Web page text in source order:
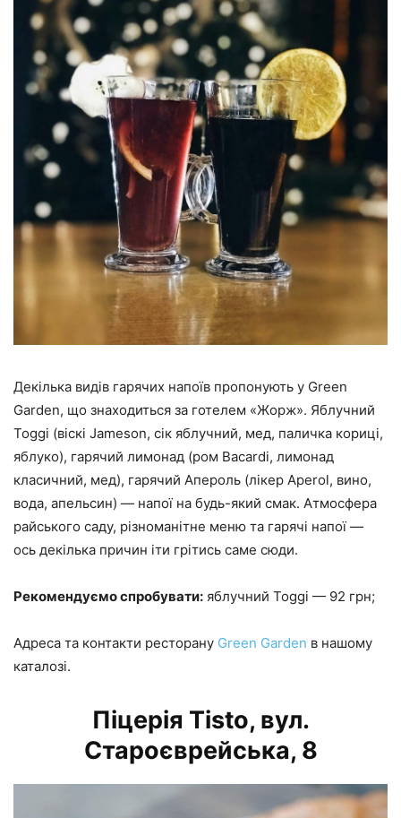
Декілька видів гарячих напоїв пропонують у Green
Garden, що знаходиться за готелем «Жорж». Яблучний
Toggi (віскі Jameson, сік яблучний, мед, паличка кориці,
яблуко), гарячий лимонад (ром Bacardi, лимонад
класичний, мед), гарячий Апероль (лікер Aperol, вино,
вода, апельсин) — напої на будь-який смак. Атмосфера
райського саду, різноманітне меню та гарячі напої —
ось декілька причин іти грітись саме сюди.
Рекомендуємо спробувати: яблучний Toggi — 92 грн;
Адреса та контакти ресторану Green Garden в нашому
каталозі.
Піцерія Tisto, вул.
Староєврейська, 8